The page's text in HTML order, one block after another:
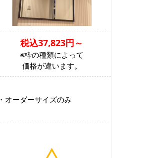
税込37,823円～
※枠の種類によって
価格が違います。
・オーダーサイズのみ